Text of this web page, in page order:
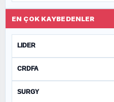
EN ÇOK KAYBEDENLER
LIDER
CRDFA
SURGY